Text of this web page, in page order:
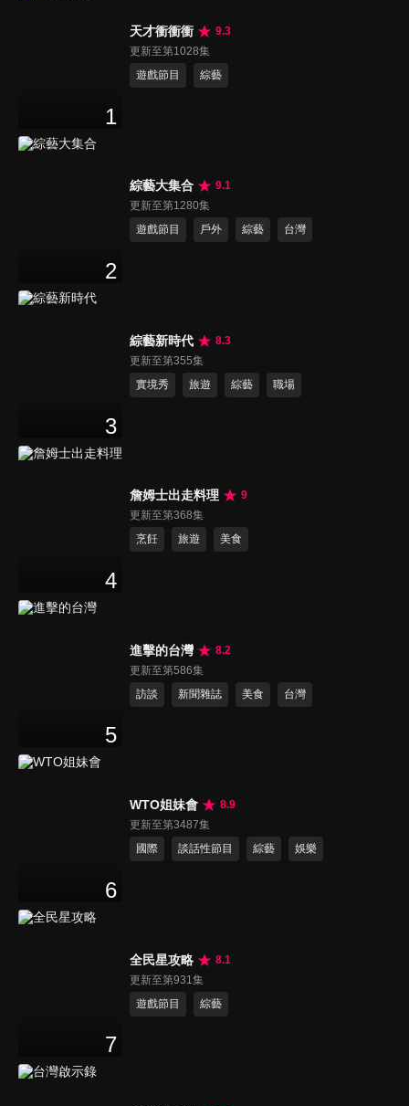
1
天才衝衝衝
9.3
更新至第1028集
遊戲節目
綜藝
2
綜藝大集合
9.1
更新至第1280集
遊戲節目
戶外 綜藝 台灣
3
綜藝新時代
8.3
更新至第355集
實境秀
旅遊 綜藝 職場
4
詹姆士出走料理
9
更新至第368集
烹飪
旅遊 美食
5
進擊的台灣
8.2
更新至第586集
訪談
新聞雜誌 美食 台灣
6
WTO姐妹會
8.9
更新至第3487集
國際
談話性節目 綜藝 娛樂
7
全民星攻略
8.1
更新至第931集
遊戲節目
綜藝